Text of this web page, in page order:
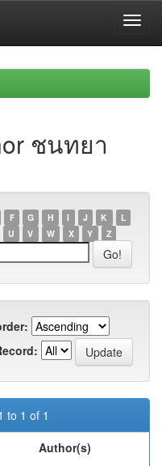
ชนทยา
F G H I J K
L
U V W X Y Z
to 1 of 1
Author(s)